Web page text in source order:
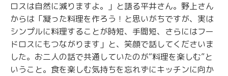
ロスは自然に減りますよ。」と語る平井さん。野上さん
からは「凝った料理を作ろう！と思いがちですが、実は
シンプルに料理することが時短、手間短、さらにはフー
ドロスにもつながります」と、笑顔で話してくださいま
した。お二人の話で共通していたのが“料理を楽しむ”と
いうこと。食を楽しむ気持ちを忘れずにキッチンに向か